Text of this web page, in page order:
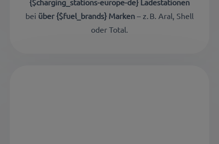
bei über {$fuel_brands} Marken – z. B. Aral, Shell
oder Total.